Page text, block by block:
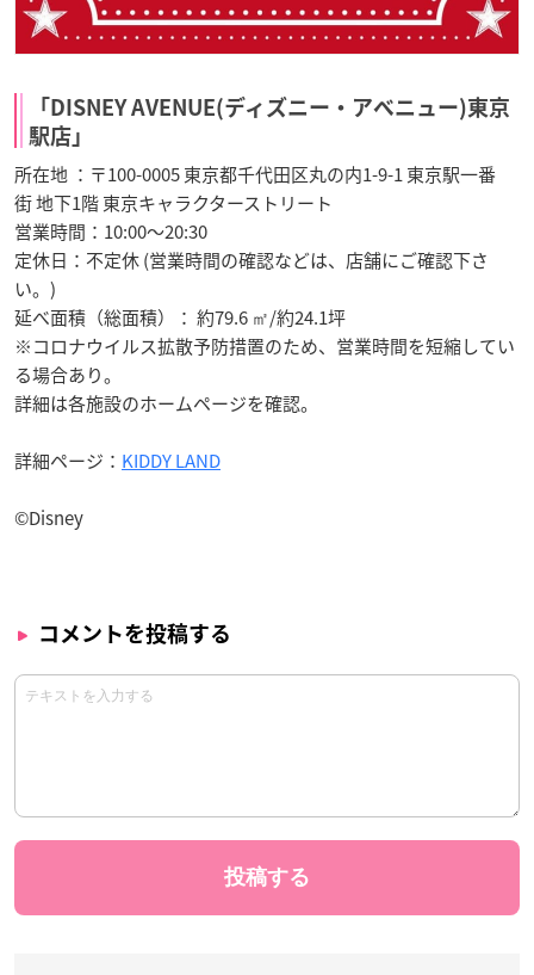
「DISNEY AVENUE(ディズニー・アベニュー)東京
駅店」
所在地 ：〒100-0005 東京都千代田区丸の内1-9-1 東京駅一番
街 地下1階 東京キャラクターストリート
営業時間：10:00～20:30
定休日：不定休 (営業時間の確認などは、店舗にご確認下さ
い。)
延べ面積（総面積）： 約79.6 ㎡/約24.1坪
※コロナウイルス拡散予防措置のため、営業時間を短縮してい
る場合あり。
詳細は各施設のホームページを確認。
詳細ページ： KIDDY LAND
©Disney
コメントを投稿する